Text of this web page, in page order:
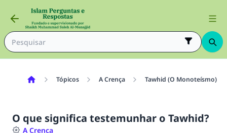
Tópicos A Crença Tawhid (O Monoteísmo)
O que significa testemunhar o Tawhid?
A Crença